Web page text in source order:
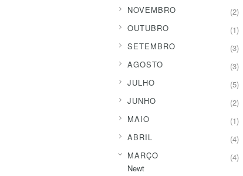
► NOVEMBRO (2)
► OUTUBRO (1)
► SETEMBRO (3)
► AGOSTO (3)
► JULHO (5)
► JUNHO (2)
► MAIO (1)
► ABRIL (4)
MARÇO
(4)
Newt